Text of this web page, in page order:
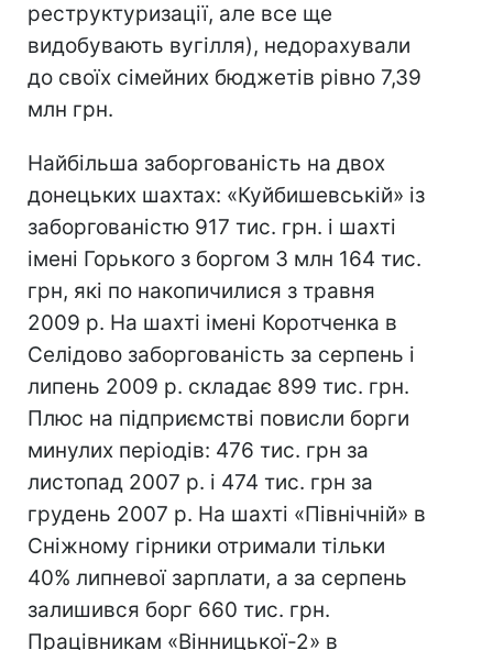
реструктуризації, але все ще
видобувають вугілля), недорахували
до своїх сімейних бюджетів рівно 7,39
млн грн.
Найбільша заборгованість на двох
донецьких шахтах: «Куйбишевській» із
заборгованістю 917 тис. грн. і шахті
імені Горького з боргом 3 млн 164 тис.
грн, які по накопичилися з травня
2009 р. На шахті імені Коротченка в
Селідово заборгованість за серпень і
липень 2009 р. складає 899 тис. грн.
Плюс на підприємстві повисли борги
минулих періодів: 476 тис. грн за
листопад 2007 р. і 474 тис. грн за
грудень 2007 р. На шахті «Північній» в
Сніжному гірники отримали тільки
40% липневої зарплати, а за серпень
залишився борг 660 тис. грн.
Працівникам «Вінницької-2» в